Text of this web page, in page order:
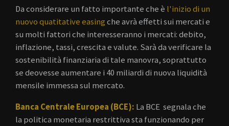
Da considerare un fatto importante che è l'inizio di un
nuovo quatitative easingche avrà effetti sui mercati e
su molti fattori che interesseranno i mercati: debito,
inflazione, tassi, crescita e valute. Sarà da verificare la
sostenibilità finanziaria di tale manovra, soprattutto
se deovesse aumentare i 40 miliardi di nuova liquidità
mensile immessa sul mercato.
Banca Centrale Europea (BCE): La BCE segnala che
la politica monetaria restrittiva sta funzionando per